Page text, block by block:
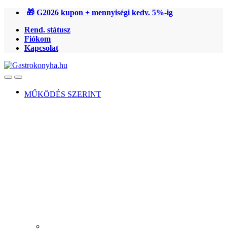
Ugrás
navigációhoz
Ugrás
tartalomra
🎁 G2026 kupon + mennyiségi kedv. 5%-ig
Rend. státusz
Fiókom
Kapcsolat
OpenClose
MŰKÖDÉS SZERINT